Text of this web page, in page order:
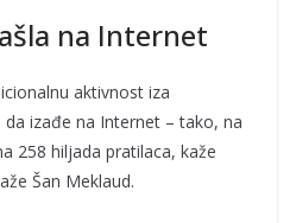
na Internet
aktivnost iza
izađe na Internet – tako, na
258 hiljada pratilaca, kaže
Šan Meklaud.